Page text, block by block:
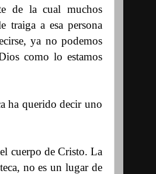
de la cual muchos
traiga a esa persona
ya no podemos
como lo estamos
ha querido decir uno
cuerpo de Cristo. La
no es un lugar de